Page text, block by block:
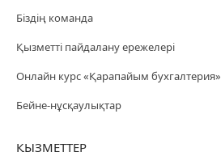
Біздің команда
Қызметті пайдалану ережелері
Онлайн курс «Қарапайым бухгалтерия»
Бейне-нұсқаулықтар
ҚЫЗМЕТТЕР